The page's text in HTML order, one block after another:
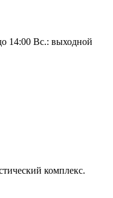
14:00 Вс.: выходной
комплекс.